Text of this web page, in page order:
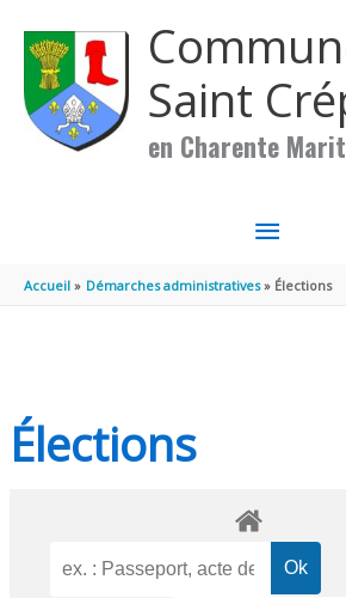
Saint
en Charente
MENU
Accueil Démarches administratives Élections
Élections